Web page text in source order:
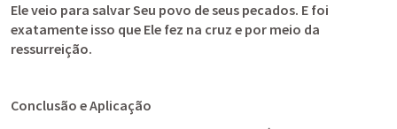
Ele veio para salvar Seu povo de seus pecados. E foi
exatamente isso que Ele fez na cruz e por meio da
ressurreição.
Conclusão e Aplicação